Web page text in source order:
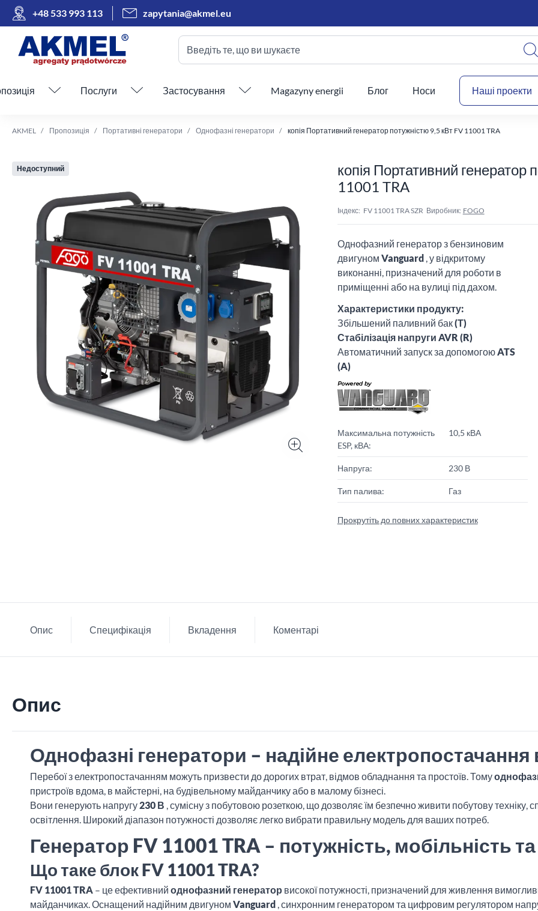
+48 533 993 113 zapytania@akmel.eu
Введіть те, що ви шукаєте
Пропустити меню
Послуги Застосування Magazyny energii Блог Носи Наші проекти
AKMEL Пропозиція Портативні генератори Однофазні генератори копія Портативний генератор потужністю 9,5 кВт FV 11001 TRA
Недоступний
копія Портативний генератор
11001 TRA
Індекс: FV 11001 TRA SZR Виробник: FOGO
Однофазний генератор з бензиновим
двигуном Vanguard , у відкритому
виконанні, призначений для роботи в
приміщенні або на вулиці під дахом.
Характеристики продукту:
Збільшений паливний бак(Т)
Стабілізація напруги AVR (R)
Автоматичний запуск за допомогоюATS
(A)
Максимальна потужність
ESP, кВА:
10,5 кВА
Напруга: 230 В
Тип палива: Газ
Прокрутіть до повних характеристик
Опис Специфікація Вкладення Коментарі
Опис
Однофазні генератори – надійне електропостачання
Перебої з електропостачанням можуть призвести до дорогих втрат, відмов обладнання та простоїв. Тому
пристроїв вдома, в майстерні, на будівельному майданчику або в малому бізнесі.
Вони генерують напругу230 В , сумісну з побутовою розеткою, що дозволяє їм безпечно живити побутову техніку,
освітлення. Широкий діапазон потужності дозволяє легко вибрати правильну модель для ваших потреб.
Генератор FV 11001 TRA – потужність, мобільність
Що таке блок FV 11001 TRA?
FV 11001 TRA – це ефективний однофазний генератор високої потужності, призначений для живлення
майданчиках. Оснащений надійним двигуном Vanguard , синхронним генератором та цифровим регулятором